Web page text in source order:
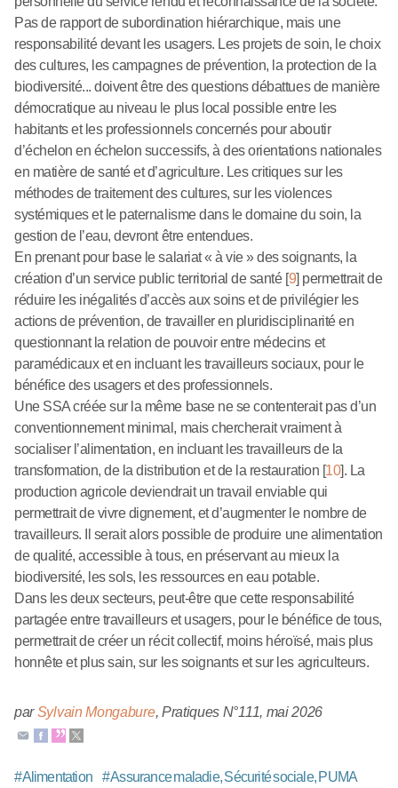
Pas de rapport de subordination hiérarchique, mais une
responsabilité devant les usagers. Les projets de soin, le choix
des cultures, les campagnes de prévention, la protection de la
biodiversité... doivent être des questions débattues de manière
démocratique au niveau le plus local possible entre les
habitants et les professionnels concernés pour aboutir
d’échelon en échelon successifs, à des orientations nationales
en matière de santé et d’agriculture. Les critiques sur les
méthodes de traitement des cultures, sur les violences
systémiques et le paternalisme dans le domaine du soin, la
gestion de l’eau, devront être entendues.
En prenant pour base le salariat « à vie » des soignants, la
création d’un service public territorial de santé[9] permettrait de
réduire les inégalités d’accès aux soins et de privilégier les
actions de prévention, de travailler en pluridisciplinarité en
questionnant la relation de pouvoir entre médecins et
paramédicaux et en incluant les travailleurs sociaux, pour le
bénéfice des usagers et des professionnels.
Une SSA créée sur la même base ne se contenterait pas d’un
conventionnement minimal, mais chercherait vraiment à
socialiser l’alimentation, en incluant les travailleurs de la
transformation, de la distribution et de la restauration [10]. La
production agricole deviendrait un travail enviable qui
permettrait de vivre dignement, et d’augmenter le nombre de
travailleurs. Il serait alors possible de produire une alimentation
de qualité, accessible à tous, en préservant au mieux la
biodiversité, les sols, les ressources en eau potable.
Dans les deux secteurs, peut-être que cette responsabilité
partagée entre travailleurs et usagers, pour le bénéfice de tous,
permettrait de créer un récit collectif, moins héroïsé, mais plus
honnête et plus sain, sur les soignants et sur les agriculteurs.
parSylvain Mongabure, Pratiques N°111, mai 2026
#Alimentation #Assurance maladie, Sécurité sociale, PUMA